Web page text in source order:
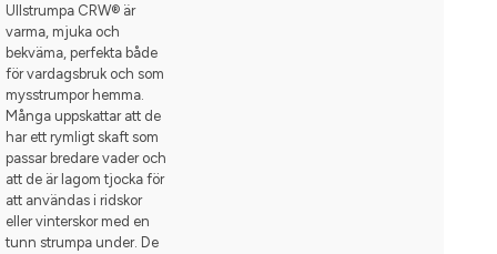
Ullstrumpa CRW® är
varma, mjuka och
bekväma, perfekta både
för vardagsbruk och som
mysstrumpor hemma.
Många uppskattar att de
har ett rymligt skaft som
passar bredare vader och
att de är lagom tjocka för
att användas i ridskor
eller vinterskor med en
tunn strumpa under. De